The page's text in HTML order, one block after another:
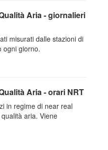
Aria - giornalieri
misurati dalle stazioni di
ogni giorno.
Aria - orari NRT
in regime di near real
aria. Viene